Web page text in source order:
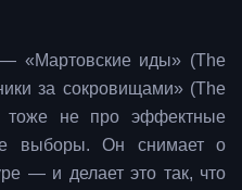
«Мартовские иды» (The
за сокровищами» (The
тоже не про эффектные
выборы. Он снимает о
— и делает это так, что